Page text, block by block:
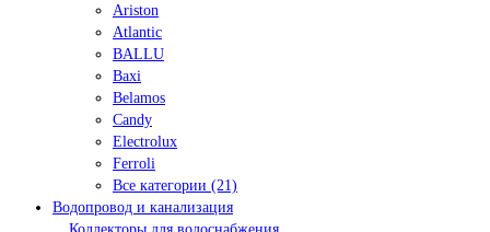
Ariston
Atlantic
BALLU
Baxi
Belamos
Candy
Electrolux
Ferroli
Все категории (21)
Водопровод и канализация